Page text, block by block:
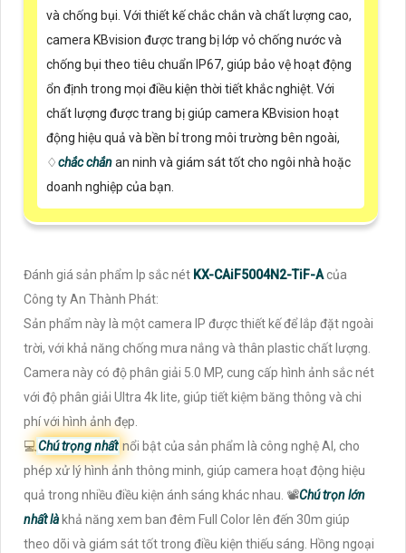
và chống bụi. Với thiết kế chắc chắn và chất lượng cao,
camera KBvision được trang bị lớp vỏ chống nước và
chống bụi theo tiêu chuẩn IP67, giúp bảo vệ hoạt động
ổn định trong mọi điều kiện thời tiết khắc nghiệt. Với
chất lượng được trang bị giúp camera KBvision hoạt
động hiệu quả và bền bỉ trong môi trường bên ngoài,
♢chắc chắnan ninh và giám sát tốt cho ngôi nhà hoặc
doanh nghiệp của bạn.
Đánh giá sản phẩm Ip sắc nét KX-CAiF5004N2-TiF-Acủa
Công ty An Thành Phát:
Sản phẩm này là một camera IP được thiết kế để lắp đặt ngoài
trời, với khả năng chống mưa nắng và thân plastic chất lượng.
Camera này có độ phân giải 5.0 MP, cung cấp hình ảnh sắc nét
với độ phân giải Ultra 4k lite, giúp tiết kiệm băng thông và chi
phí với hình ảnh đẹp.
💻 Chú trọng nhất nổi bật của sản phẩm là công nghệ AI, cho
phép xử lý hình ảnh thông minh, giúp camera hoạt động hiệu
quả trong nhiều điều kiện ánh sáng khác nhau. 📽Chú trọn lớn
nhất là khả năng xem ban đêm Full Color lên đến 30m giúp
theo dõi và giám sát tốt trong điều kiện thiếu sáng. Hồng ngoại